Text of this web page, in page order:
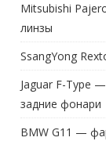
Mitsubishi
линзы
SsangYong
Jaguar F-Type
задние фонари
BMW G11 —